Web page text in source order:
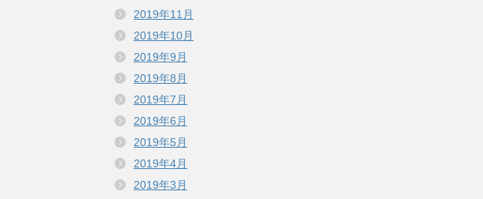
2019年11月
2019年10月
2019年9月
2019年8月
2019年7月
2019年6月
2019年5月
2019年4月
2019年3月